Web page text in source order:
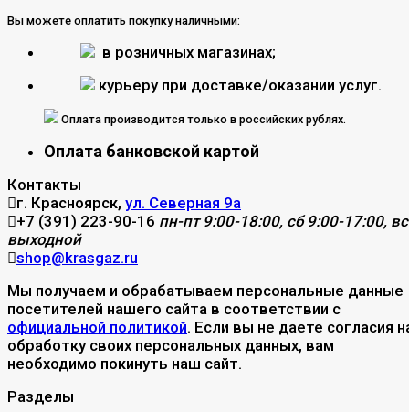
Вы можете оплатить покупку наличными:
в розничных магазинах;
курьеру при доставке/оказании услуг.
Оплата производится только в российских рублях.
Оплата банковской картой
Контакты
г. Красноярск, ул. Северная 9а
+7 (391) 223-90-16 пн-пт 9:00-18:00, сб 9:00-17:00,
выходной
shop@krasgaz.ru
Мы получаем и обрабатываем персональные данные
посетителей нашего сайта в соответствии с
официальной политикой. Если вы не даете согласия
обработку своих персональных данных, вам
необходимо покинуть наш сайт.
Разделы